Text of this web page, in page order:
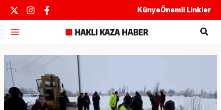
İçeriğe
atla
KünyeÖnemli Linkler